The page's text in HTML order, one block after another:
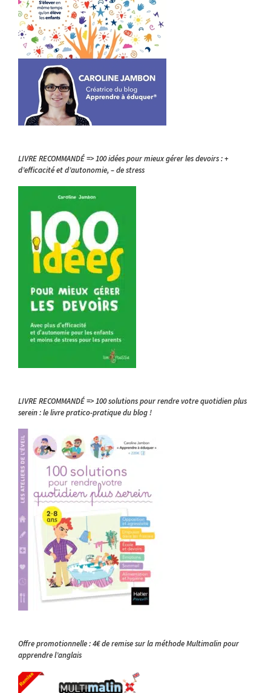
LIVRE RECOMMANDÉ => 100 idées pour mieux gérer les devoirs : +
d’efficacité et d’autonomie, – de stress
LIVRE RECOMMANDÉ => 100 solutions pour rendre votre quotidien plus
serein : le livre pratico-pratique du blog !
Offre promotionnelle : 4€ de remise sur la méthode Multimalin pour
apprendre l’anglais